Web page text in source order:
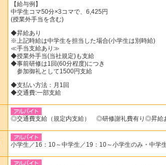
【給与例】
中学生コマ50分×3コマで、6,425円
(授業外手当を含む)
◆昇給あり
※上記時給は中学生を担当した場合(小学生は別時給)
≪手当支給あり≫
◆授業外手当(当社規定)も支給
◆事前研修は1回(60分程度)につき
参加御礼として1500円支給
◆支払い方法：月1回
◆交通費:一部支給
◎交通費支給（規定内支給） ◎研修謝礼費有り◎昇給
小学生／16：10～中学生／19：10～小学生のみ・中学